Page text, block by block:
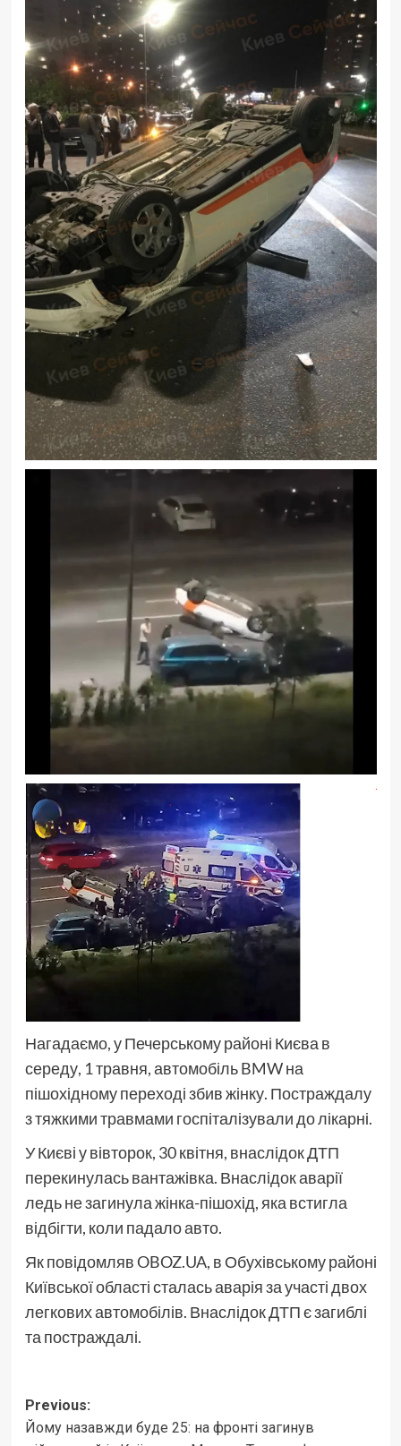
Нагадаємо, у Печерському районі Києва в
середу, 1 травня, автомобіль BMW на
пішохідному переході збив жінку. Постраждалу
з тяжкими травмами госпіталізували до лікарні.
У Києві у вівторок, 30 квітня, внаслідок ДТП
перекинулась вантажівка. Внаслідок аварії
ледь не загинула жінка-пішохід, яка встигла
відбігти, коли падало авто.
Як повідомляв OBOZ.UA, в Обухівському районі
Київської області сталась аварія за участі двох
легкових автомобілів. Внаслідок ДТП є загиблі
та постраждалі.
Post
navigation
Previous:
Йому назавжди буде 25: на фронті загинув